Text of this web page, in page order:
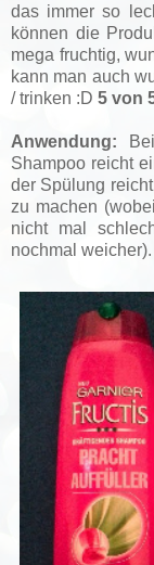
das immer so
können die
mega fruchtig,
kann man auch
/ trinken :D 5 von
Anwendung:
Shampoo reicht
der Spülung
zu machen
nicht mal
nochmal weicher).